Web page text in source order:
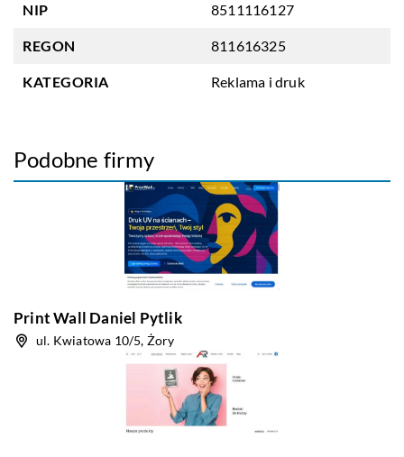
NIP 8511116127
REGON 811616325
KATEGORIA Reklama i druk
Podobne firmy
Print Wall Daniel Pytlik
ul. Kwiatowa 10/5, Żory